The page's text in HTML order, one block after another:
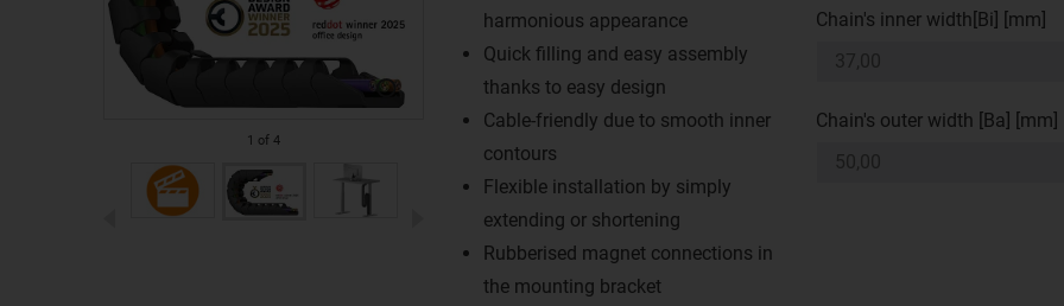
1 of 4
harmonious appearance
Quick filling and easy assembly
thanks to easy design
Cable-friendly due to smooth inner
contours
Flexible installation by simply
extending or shortening
Rubberised magnet connections in
the mounting bracket
Chain's inner width[Bi] [mm]
Chain's outer width [Ba] [mm]